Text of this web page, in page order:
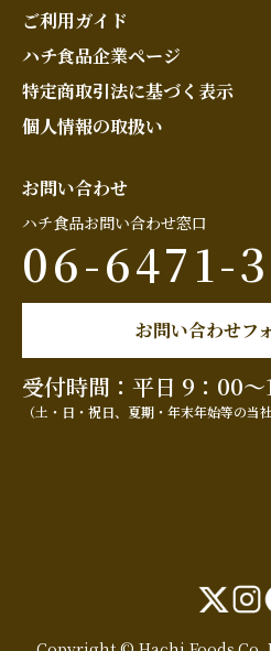
ご利用ガイド
ハチ食品企業ページ
特定商取引法に基づく表示
個人情報の取扱い
お問い合わせ
ハチ食品お問い合わせ窓口
06-6471-
お問い合わせフ
受付時間：平日 9：00
（土・日・祝日、夏期・年末年始等の当